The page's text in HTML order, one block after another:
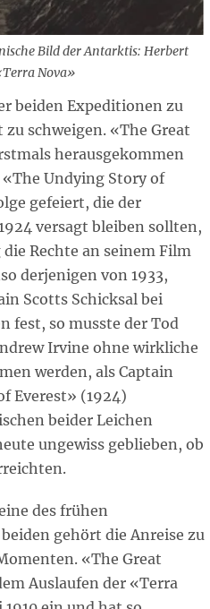
Bild der Antarktis: Herbert
Nova»
beiden Expeditionen zu
schweigen. «The Great
herausgekommen
Undying Story of
gefeiert, die der
versagt bleiben sollten,
Rechte an seinem Film
derjenigen von 1933,
Scotts Schicksal bei
fest, so musste der Tod
Irvine ohne wirkliche
werden, als Captain
Everest» (1924)
beider Leichen
ungewiss geblieben, ob
des frühen
gehört die Anreise zu
«The Great
Auslaufen der «Terra